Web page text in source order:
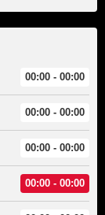
00:00 - 00:00
00:00 - 00:00
00:00 - 00:00
00:00 - 00:00